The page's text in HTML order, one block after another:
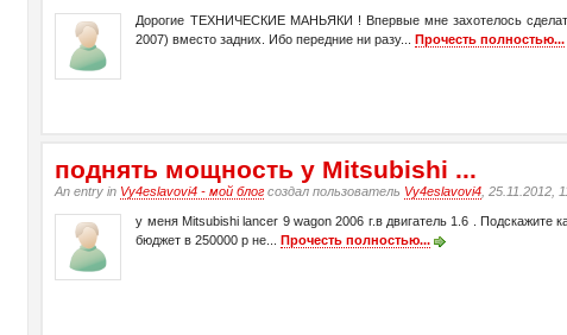
Дорогие ТЕХНИЧЕСКИЕ МАНЬЯКИ ! Впервые мне захотелось
2007) вместо задних. Ибо передние ни разу...Прочесть полностью...
поднять мощность у Mitsubishi ...
An entry in Vy4eslavovi4 - мой блогсоздал пользователь Vy4eslavovi4 , 25.11.2012,
у меня Mitsubishi lancer 9 wagon 2006 г.в двигатель 1.6 .
бюджет в 250000 р не...Прочесть полностью...